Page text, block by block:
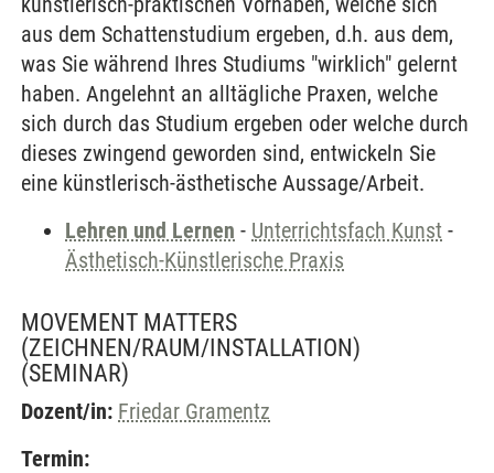
aus dem Schattenstudium ergeben, d.h. aus dem,
was Sie während Ihres Studiums "wirklich" gelernt
haben. Angelehnt an alltägliche Praxen, welche
sich durch das Studium ergeben oder welche durch
dieses zwingend geworden sind, entwickeln Sie
eine künstlerisch-ästhetische Aussage/Arbeit.
Lehren und Lernen - Unterrichtsfach Kunst -
Ästhetisch-Künstlerische Praxis
MOVEMENT MATTERS
(ZEICHNEN/RAUM/INSTALLATION)
(SEMINAR)
Dozent/in: Friedar Gramentz
Termin: